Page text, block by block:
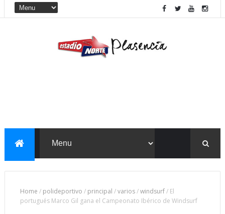
Home / polideportivo / principal /varios/windsurf/ El
portugués Marco Gil gana el Campeonato Ibérico de Windsurf